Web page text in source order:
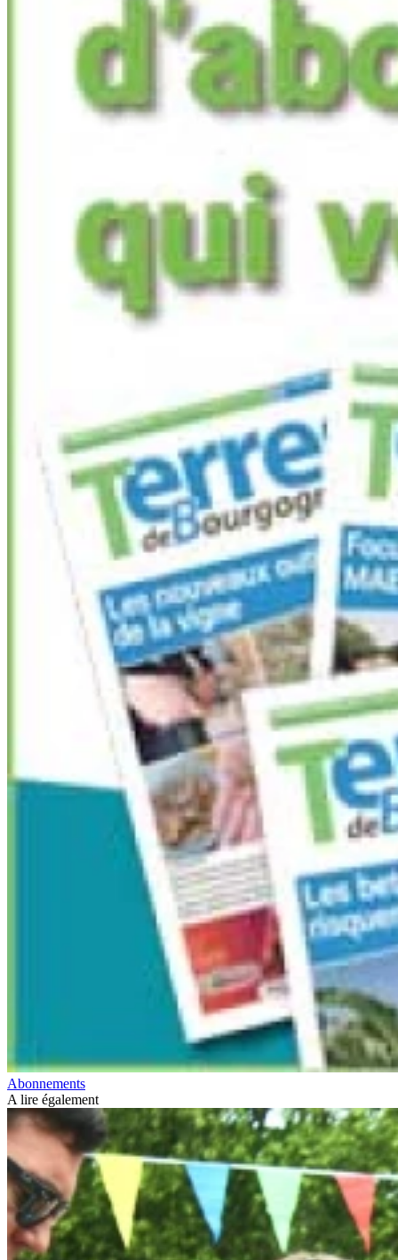
Abonnements
A lire également